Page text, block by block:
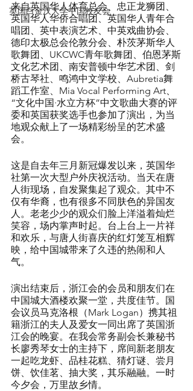
英国白金汉大学中国校友会
来自英国华人体育总会、忠正龙狮团、
英国华人华侨合唱团、英国华人青年合
唱团、英中表演艺术、中英戏曲协会、
德印太极总会伦敦分会、朴茨茅斯华人
歌舞团、UKCWC青年歌舞团、伯恩茅斯
文化艺术团、南安普顿中华艺术团、剑
桥古琴社、鸣鸿中文学校、Aubretia舞
蹈工作室、Mia Vocal Performing Art、
“文化中国·水立方杯”中文歌曲大赛的评
委和英国获奖选手也参加了演出，为当
地观众献上了一场精彩纷呈的艺术盛
会。
这是自去年三月新冠爆发以来，英国华
社第一次大型户外庆祝活动。当天在唐
人街现场，自发聚集起了观众。其中不
仅有华裔，也有很多不同肤色的异国友
人。老老少少的观众们脸上洋溢着灿烂
笑容，场内掌声时起。台上台上一片祥
和欢乐，与唐人街喜庆的红灯笼互相辉
映，给中国城带来了久违的热闹和人
气。
演出结束后，浙江会的会员和朋友们在
中国城大酒楼欢聚一堂，共度佳节。国
会议员马克洛根（Mark Logan）携其祖
籍浙江的夫人及爱女一同出席了英国浙
江会的晚宴。在我会常务副会长兼秘书
长廖秀琴女士的主持下，席间新老朋友
一起吃龙虾、品桂花糕、猜灯谜、尝月
饼、饮佳茗、抽大奖，其乐融融。一时
今夕会，万里故乡情。